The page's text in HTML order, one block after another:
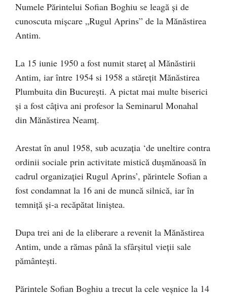
Numele Părintelui Sofian Boghiu se leagă și de
cunoscuta mișcare „Rugul Aprins” de la Mănăstirea
Antim.
La 15 iunie 1950 a fost numit stareț al Mănăstirii
Antim, iar între 1954 si 1958 a stărețit Mănăstirea
Plumbuita din București. A pictat mai multe biserici
și a fost câțiva ani profesor la Seminarul Monahal
din Mănăstirea Neamț.
Arestat în anul 1958, sub acuzația ‘de uneltire contra
ordinii sociale prin activitate mistică dușmănoasă în
cadrul organizației Rugul Aprins’, părintele Sofian a
fost condamnat la 16 ani de muncă silnică, iar în
temniță și-a recăpătat liniștea.
Dupa trei ani de la eliberare a revenit la Mănăstirea
Antim, unde a rămas până la sfârșitul vieții sale
pământești.
Părintele Sofian Boghiu a trecut la cele veșnice la 14